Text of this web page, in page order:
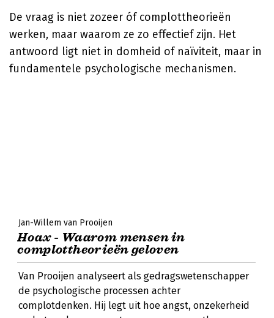
De vraag is niet zozeer óf complottheorieën
werken, maar waarom ze zo effectief zijn. Het
antwoord ligt niet in domheid of naïviteit, maar in
fundamentele psychologische mechanismen.
Jan-Willem van Prooijen
Hoax - Waarom mensen in
complottheorieën geloven
Van Prooijen analyseert als gedragswetenschapper
de psychologische processen achter
complotdenken. Hij legt uit hoe angst, onzekerheid